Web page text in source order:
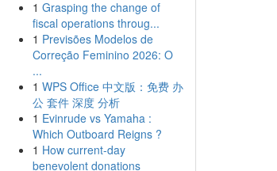
1 Grasping the change of
fiscal operations throug...
1 Previsões Modelos de
Correção Feminino 2026: O
...
1 WPS Office 中文版：免费 办
公 套件 深度 分析
1 Evinrude vs Yamaha :
Which Outboard Reigns ?
1 How current-day
benevolent donations